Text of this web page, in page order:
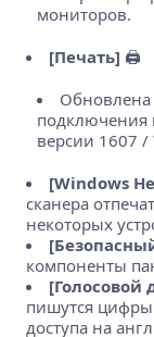
мониторов.
[Печать] 🖨️
Обновлена
подключения
версии 1607 /
[Windows
сканера
некоторых
компоненты
[Голосовой
пишутся
доступа на